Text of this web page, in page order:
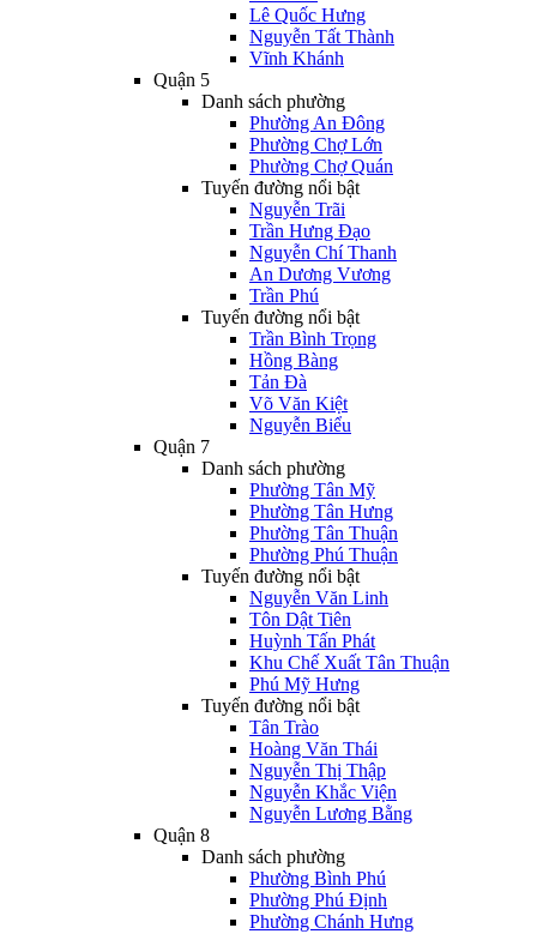
Lê Quốc Hưng
Nguyễn Tất Thành
Vĩnh Khánh
Quận 5
Danh sách phường
Phường An Đông
Phường Chợ Lớn
Phường Chợ Quán
Tuyến đường nổi bật
Nguyễn Trãi
Trần Hưng Đạo
Nguyễn Chí Thanh
An Dương Vương
Trần Phú
Tuyến đường nổi bật
Trần Bình Trọng
Hồng Bàng
Tản Đà
Võ Văn Kiệt
Nguyễn Biểu
Quận 7
Danh sách phường
Phường Tân Mỹ
Phường Tân Hưng
Phường Tân Thuận
Phường Phú Thuận
Tuyến đường nổi bật
Nguyễn Văn Linh
Tôn Dật Tiên
Huỳnh Tấn Phát
Khu Chế Xuất Tân Thuận
Phú Mỹ Hưng
Tuyến đường nổi bật
Tân Trào
Hoàng Văn Thái
Nguyễn Thị Thập
Nguyễn Khắc Viện
Nguyễn Lương Bằng
Quận 8
Danh sách phường
Phường Bình Phú
Phường Phú Định
Phường Chánh Hưng